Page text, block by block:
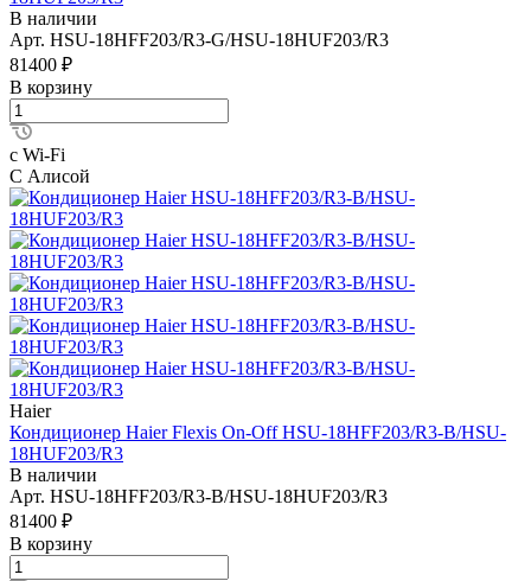
В наличии
Арт. HSU-18HFF203/R3-G/HSU-18HUF203/R3
81400 ₽
В корзину
с Wi-Fi
С Алисой
Haier
Кондиционер Haier Flexis On-Off HSU-18HFF203/R3-B/HSU-
18HUF203/R3
В наличии
Арт. HSU-18HFF203/R3-B/HSU-18HUF203/R3
81400 ₽
В корзину